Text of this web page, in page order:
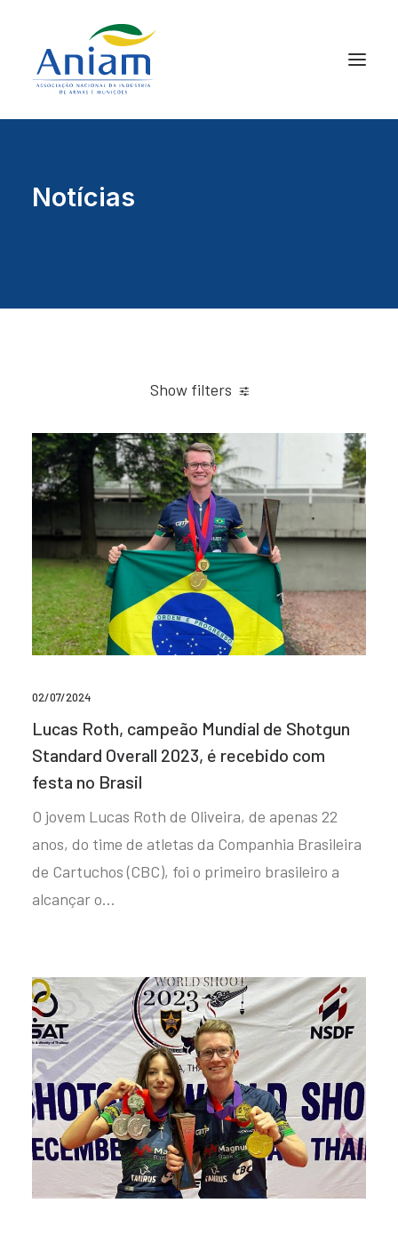
Notícias
Show filters
02/07/2024
Lucas Roth, campeão Mundial de Shotgun
Standard Overall 2023, é recebido com
festa no Brasil
O jovem Lucas Roth de Oliveira, de apenas 22
anos, do time de atletas da Companhia Brasileira
de Cartuchos (CBC), foi o primeiro brasileiro a
alcançar o…